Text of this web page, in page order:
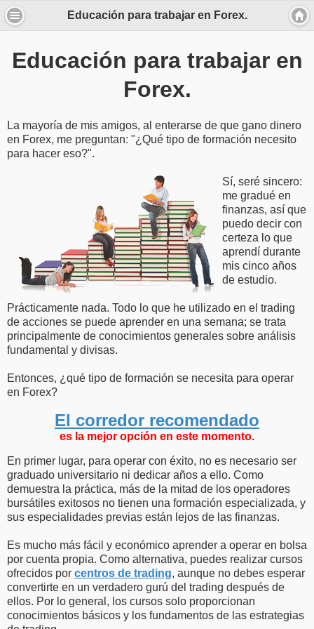
Educación para trabajar en Forex.
Educación para trabajar en
Forex.
La mayoría de mis amigos, al enterarse de que gano dinero
en Forex, me preguntan: "¿Qué tipo de formación necesito
para hacer eso?".
Sí, seré sincero:
me gradué en
finanzas, así que
puedo decir con
certeza lo que
aprendí durante
mis cinco años
de estudio.
Prácticamente nada. Todo lo que he utilizado en el trading
de acciones se puede aprender en una semana; se trata
principalmente de conocimientos generales sobre análisis
fundamental y divisas.
Entonces, ¿qué tipo de formación se necesita para operar
en Forex?
El corredor recomendado
es la mejor opción en este momento.
En primer lugar, para operar con éxito, no es necesario ser
graduado universitario ni dedicar años a ello. Como
demuestra la práctica, más de la mitad de los operadores
bursátiles exitosos no tienen una formación especializada, y
sus especialidades previas están lejos de las finanzas.
Es mucho más fácil y económico aprender a operar en bolsa
por cuenta propia. Como alternativa, puedes realizar cursos
ofrecidos por centros de trading, aunque no debes esperar
convertirte en un verdadero gurú del trading después de
ellos. Por lo general, los cursos solo proporcionan
conocimientos básicos y los fundamentos de las estrategias